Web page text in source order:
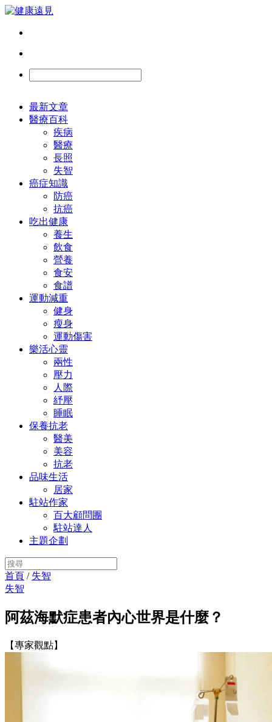
最新文章
醫療百科
疾病
醫療
長照
失智
癌症知識
防癌
抗癌
吃出健康
養生
飲食
營養
食安
食譜
運動減重
健身
瘦身
運動傷害
樂活心靈
兩性
壓力
人際
紓壓
睡眠
保養抗老
醫美
美容
抗老
品味生活
居家
駐站作家
百大顧問團
駐站達人
主題企劃
首頁 / 失智
失智
阿茲海默症患者內心世界是什麼？
【專家觀點】